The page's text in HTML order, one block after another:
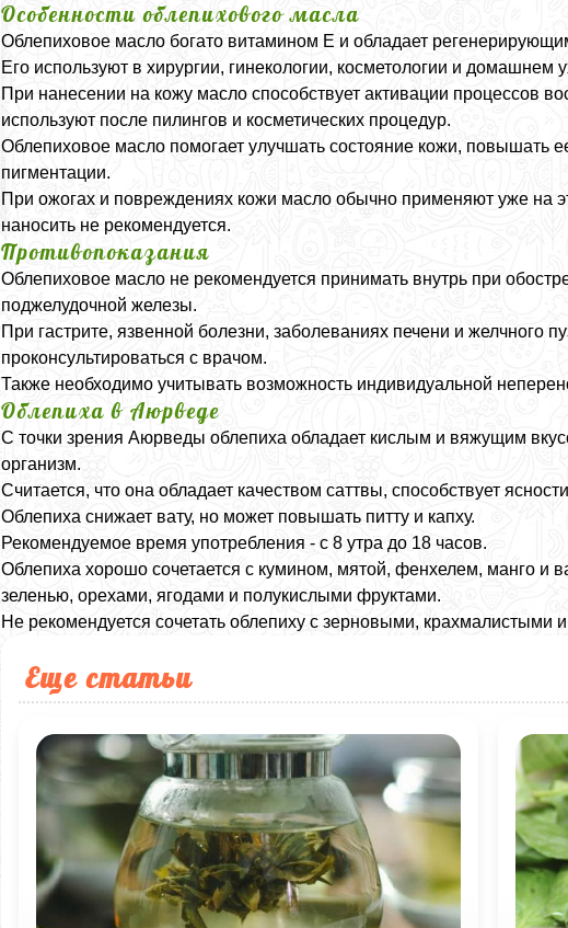
Особенности облепихового масла
Облепиховое масло богато витамином E и обладает
Его используют в хирургии, гинекологии, косметологии и домашнем
При нанесении на кожу масло способствует активации процессов
используют после пилингов и косметических процедур.
Облепиховое масло помогает улучшать состояние кожи, повышать
пигментации.
При ожогах и повреждениях кожи масло обычно применяют уже на
наносить не рекомендуется.
Противопоказания
Облепиховое масло не рекомендуется принимать внутрь при
поджелудочной железы.
При гастрите, язвенной болезни, заболеваниях печени и желчного
проконсультироваться с врачом.
Также необходимо учитывать возможность индивидуальной
Облепиха в Аюрведе
С точки зрения Аюрведы облепиха обладает кислым и вяжущим
организм.
Считается, что она обладает качеством саттвы, способствует
Облепиха снижает вату, но может повышать питту и капху.
Рекомендуемое время употребления - с 8 утра до 18 часов.
Облепиха хорошо сочетается с кумином, мятой, фенхелем, манго и
зеленью, орехами, ягодами и полукислыми фруктами.
Не рекомендуется сочетать облепиху с зерновыми,
Еще статьи